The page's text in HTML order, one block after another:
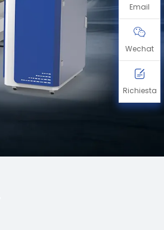
Email
Wechat
Richiesta